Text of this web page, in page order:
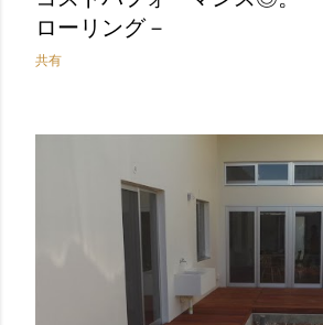
ローリング－
共有